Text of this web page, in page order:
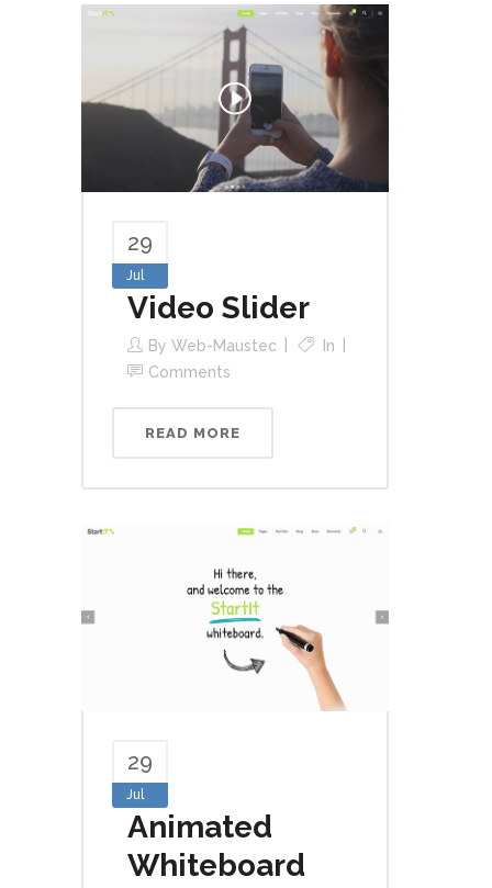
29
Jul
Video Slider
By Web-Maustec
In
Comments
READ MORE
29
Jul
Animated
Whiteboard